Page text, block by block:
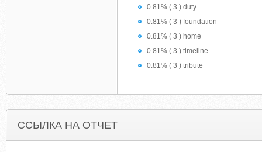
0.81% ( 3 ) duty
0.81% ( 3 ) foundation
0.81% ( 3 ) home
0.81% ( 3 ) timeline
0.81% ( 3 ) tribute
ССЫЛКА НА ОТЧЕТ